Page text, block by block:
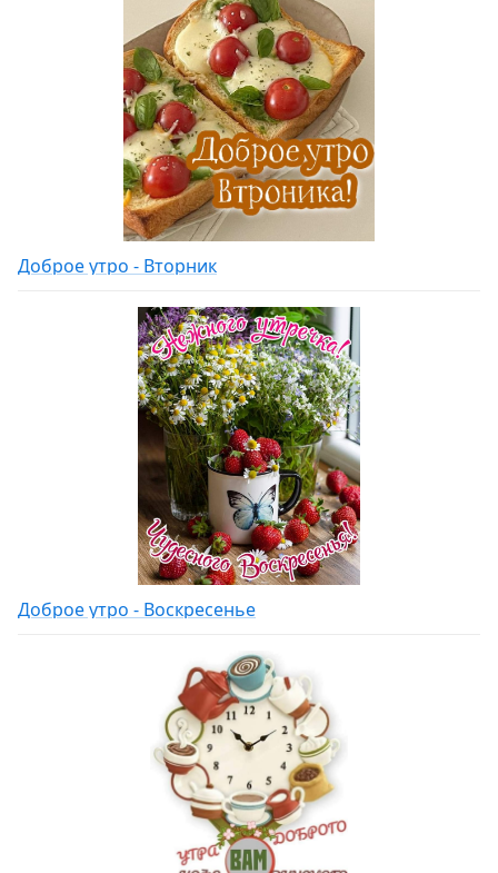
Доброе утро - Вторник
Доброе утро - Воскресенье